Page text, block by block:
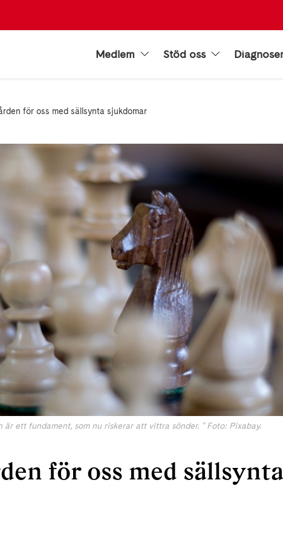
Medlem Stöd oss
för oss med sällsynta sjukdomar
ett fundament, som nu riskerar att vittra sönder. " Foto: Pixabay.
för oss med sällsynta